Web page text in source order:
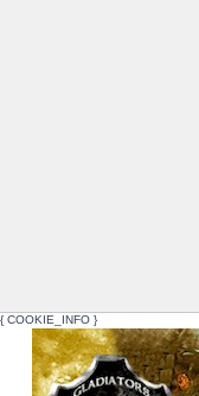
{ COOKIE_INFO }